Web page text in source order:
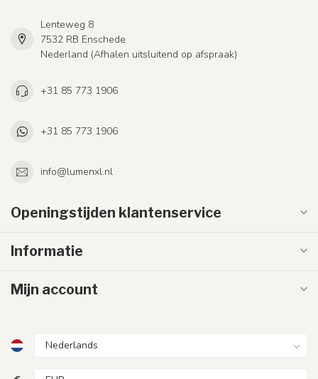
Lenteweg 8
7532 RB Enschede
Nederland (Afhalen uitsluitend op afspraak)
+31 85 773 1906
+31 85 773 1906
info@lumenxl.nl
Openingstijden klantenservice
Informatie
Mijn account